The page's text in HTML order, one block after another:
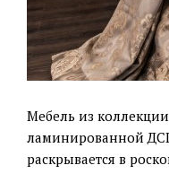
Мебель из
ламинированной
раскрывается в